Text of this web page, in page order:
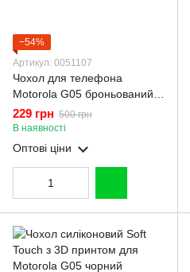
−54%
Артикул: 0051107
Чохол для телефона
Motorola G05 броньований з
магнітним кільцем та
захистом камери чорний
229 грн 500 грн
В наявності
Оптові ціни